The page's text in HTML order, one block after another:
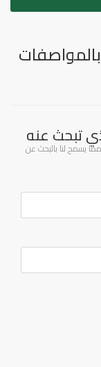
بالمواصفات
تبحث عنه
يسمح لنا بالبحث عن